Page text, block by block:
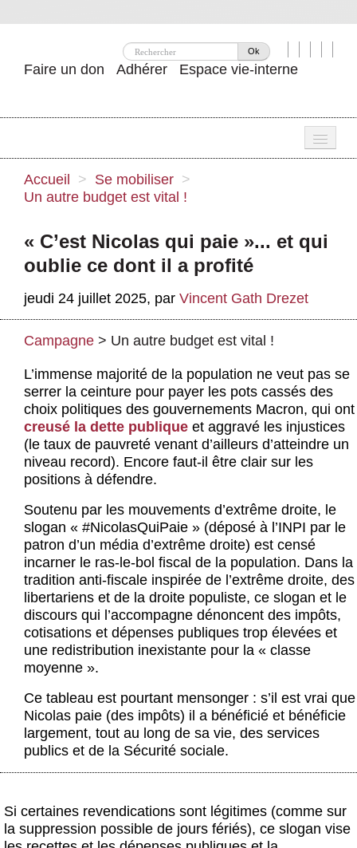
Ok
Faire un don Adhérer Espace vie-interne
Attac ?
Nos idées
Se mobiliser
Publications
Agenda
Actus et médias
Boutique
Accueil > Se mobiliser >
Un autre budget est vital !
« C’est Nicolas qui paie »... et qui
oublie ce dont il a profité
jeudi 24 juillet 2025, par Vincent Gath Drezet
Campagne > Un autre budget est vital !
L’immense majorité de la population ne veut pas se
serrer la ceinture pour payer les pots cassés des
choix politiques des gouvernements Macron, qui ont
creusé la dette publique et aggravé les injustices
(le taux de pauvreté venant d’ailleurs d’atteindre un
niveau record). Encore faut-il être clair sur les
positions à défendre.
Soutenu par les mouvements d’extrême droite, le
slogan « #NicolasQuiPaie » (déposé à l’INPI par le
patron d’un média d’extrême droite) est censé
incarner le ras-le-bol fiscal de la population. Dans la
tradition anti-fiscale inspirée de l’extrême droite, des
libertariens et de la droite populiste, ce slogan et le
discours qui l’accompagne dénoncent des impôts,
cotisations et dépenses publiques trop élevées et
une redistribution inexistante pour la « classe
moyenne ».
Ce tableau est pourtant mensonger : s’il est vrai que
Nicolas paie (des impôts) il a bénéficié et bénéficie
largement, tout au long de sa vie, des services
publics et de la Sécurité sociale.
Si certaines revendications sont légitimes (comme sur
la suppression possible de jours fériés), ce slogan vise